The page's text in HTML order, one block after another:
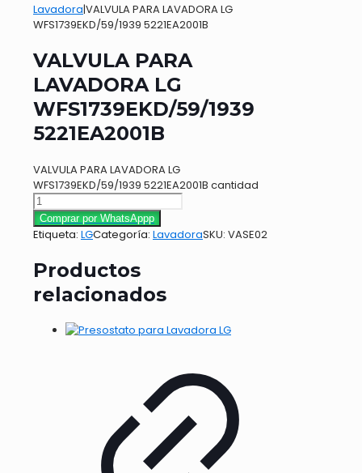
Lavadora|VALVULA PARA LAVADORA LG
WFS1739EKD/59/1939 5221EA2001B
VALVULA PARA
LAVADORA LG
WFS1739EKD/59/1939
5221EA2001B
VALVULA PARA LAVADORA LG
WFS1739EKD/59/1939 5221EA2001B cantidad
Comprar por WhatsAppp
Etiqueta: LGCategoría: LavadoraSKU: VASE02
Productos
relacionados